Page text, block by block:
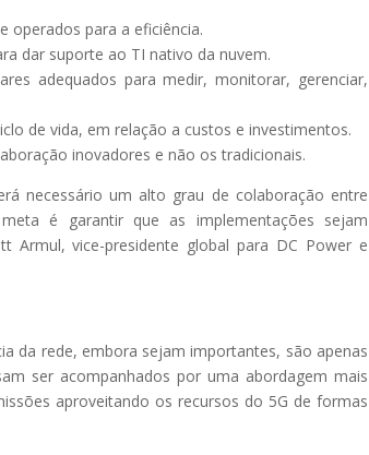
operados para a eficiência.
dar suporte ao TI nativo da nuvem.
adequados para medir, monitorar, gerenciar,
de vida, em relação a custos e investimentos.
inovadores e não os tradicionais.
necessário um alto grau de colaboração entre
é garantir que as implementações sejam
Armul, vice-presidente global para DC Power e
da rede, embora sejam importantes, são apenas
ser acompanhados por uma abordagem mais
aproveitando os recursos do 5G de formas